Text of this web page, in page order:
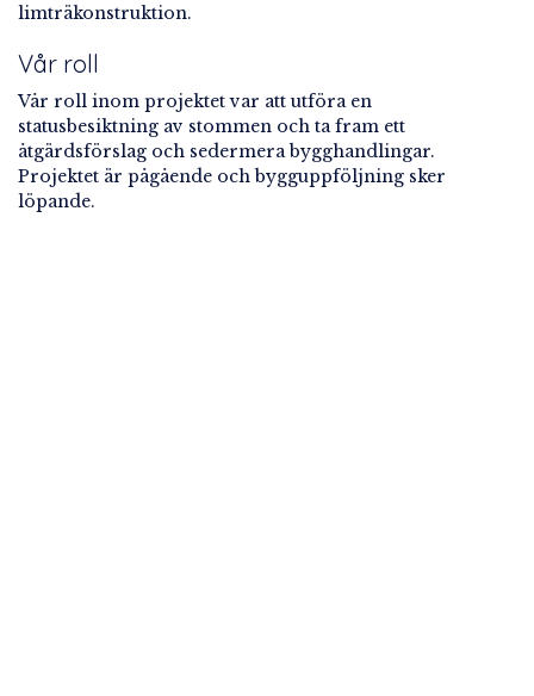
limträkonstruktion.
Vår roll
Vår roll inom projektet var att utföra en
statusbesiktning av stommen och ta fram ett
åtgärdsförslag och sedermera bygghandlingar.
Projektet är pågående och bygguppföljning sker
löpande.